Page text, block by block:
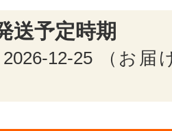
送予定時期
2026-12-25 （お届